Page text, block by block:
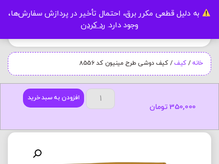
به دلیل قطعی مکرر برق، احتمال تأخیر در پردازش سفارش‌ها،
وجود دارد. رد کردن
خانه / کیف / کیف دوشی طرح مینیون کد 8556
افزودن به سبد خرید
350,000 تومان